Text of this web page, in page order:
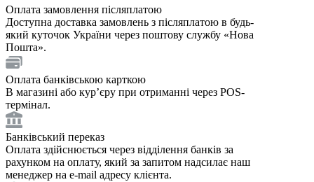
Оплата замовлення післяплатою
Доступна доставка замовлень з післяплатою в будь-
який куточок України через поштову службу «Нова
Пошта».
Оплата банківською карткою
В магазині або курʼєру при отриманні через POS-
термінал.
Банківський переказ
Оплата здійснюється через відділення банків за
рахунком на оплату, який за запитом надсилає наш
менеджер на e-mail адресу клієнта.